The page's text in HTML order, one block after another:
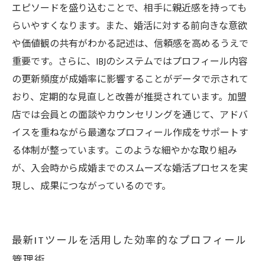
エピソードを盛り込むことで、相手に親近感を持っても
らいやすくなります。また、婚活に対する前向きな意欲
や価値観の共有がわかる記述は、信頼感を高めるうえで
重要です。さらに、IBJのシステムではプロフィール内容
の更新頻度が成婚率に影響することがデータで示されて
おり、定期的な見直しと改善が推奨されています。加盟
店では会員との面談やカウンセリングを通じて、アドバ
イスを重ねながら最適なプロフィール作成をサポートす
る体制が整っています。このような細やかな取り組み
が、入会時から成婚までのスムーズな婚活プロセスを実
現し、成果につながっているのです。
最新ITツールを活用した効率的なプロフィール